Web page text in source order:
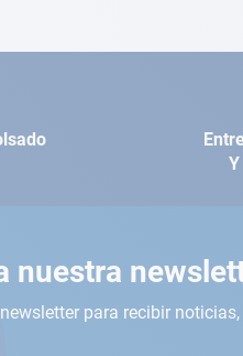
nuestra
para recibir noticias,